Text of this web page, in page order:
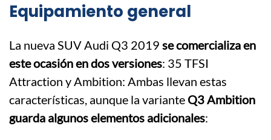
Equipamiento general
La nueva SUV Audi Q3 2019 se comercializa en
este ocasión en dos versiones: 35 TFSI
Attraction y Ambition: Ambas llevan estas
características, aunque la variante Q3 Ambition
guarda algunos elementos adicionales: